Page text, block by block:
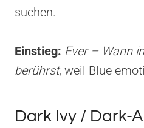
suchen.
Einstieg: Ever – Wann
berührst, weil Blue
Dark Ivy / Dark-